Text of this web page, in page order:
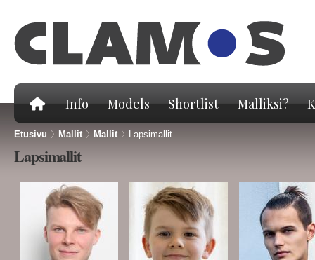
Info Models Shortlist Malliksi?
Etusivu > Mallit> Mallit> Lapsimallit
Lapsimallit
Sivut